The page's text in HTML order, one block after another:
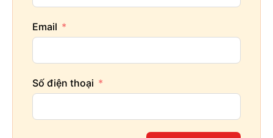
Email
Số điện thoại